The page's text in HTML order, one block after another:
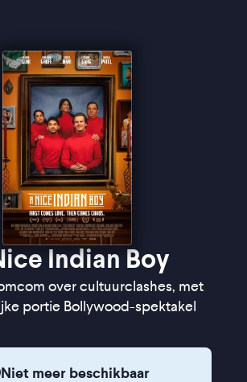
-de Filmkrant
Indian Boy
over cultuurclashes, met
portie Bollywood-spektakel
Niet meer beschikbaar